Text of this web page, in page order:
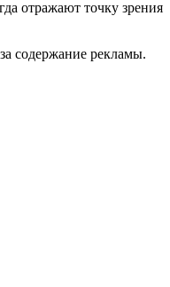
отражают точку зрения
содержание рекламы.